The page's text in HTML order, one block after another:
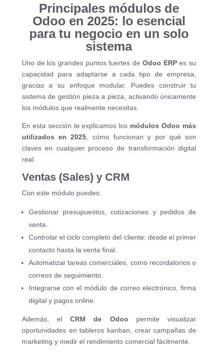
Principales módulos de
Odoo en 2025: lo esencial
para tu negocio en un solo
sistema
Uno de los grandes puntos fuertes de Odoo ERPes su
capacidad para adaptarse a cada tipo de empresa,
gracias a su enfoque modular. Puedes construir tu
sistema de gestión pieza a pieza, activando únicamente
los módulos que realmente necesitas.
En esta sección te explicamos los módulos Odoo más
utilizados en 2025 , cómo funcionan y por qué son
claves en cualquier proceso de transformación digital
real.
Ventas (Sales) y CRM
Con este módulo puedes:
Gestionar presupuestos, cotizaciones y pedidos de
venta.
Controlar el ciclo completo del cliente: desde el primer
contacto hasta la venta final.
Automatizar tareas comerciales, como recordatorios o
correos de seguimiento.
Integrarse con el módulo de correo electrónico, firma
digital y pagos online.
Además, elCRM de Odoo permite visualizar
oportunidades en tableros kanban, crear campañas de
marketing y medir el rendimiento comercial fácilmente.